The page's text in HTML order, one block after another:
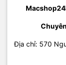
Địa chỉ: 570